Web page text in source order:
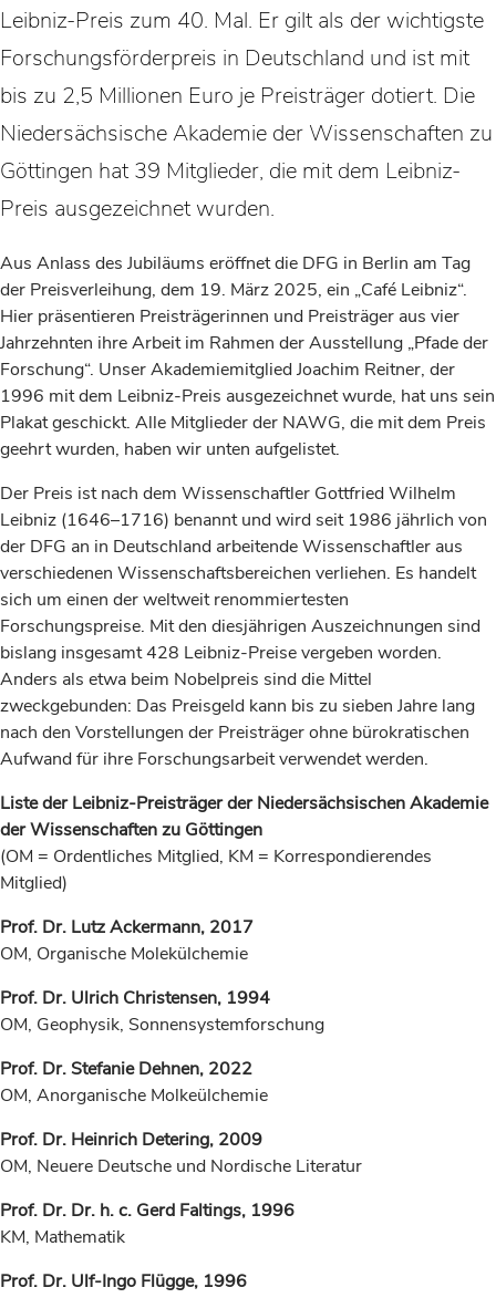
Leibniz-Preis zum 40. Mal. Er gilt als der wichtigste
Forschungsförderpreis in Deutschland und ist mit
bis zu 2,5 Millionen Euro je Preisträger dotiert. Die
Niedersächsische Akademie der Wissenschaften zu
Göttingen hat 39 Mitglieder, die mit dem Leibniz-
Preis ausgezeichnet wurden.
Aus Anlass des Jubiläums eröffnet die DFG in Berlin am Tag
der Preisverleihung, dem 19. März 2025, ein „Café Leibniz“.
Hier präsentieren Preisträgerinnen und Preisträger aus vier
Jahrzehnten ihre Arbeit im Rahmen der Ausstellung „Pfade der
Forschung“. Unser Akademiemitglied Joachim Reitner, der
1996 mit dem Leibniz-Preis ausgezeichnet wurde, hat uns sein
Plakat geschickt. Alle Mitglieder der NAWG, die mit dem Preis
geehrt wurden, haben wir unten aufgelistet.
Der Preis ist nach dem Wissenschaftler Gottfried Wilhelm
Leibniz (1646–1716) benannt und wird seit 1986 jährlich von
der DFG an in Deutschland arbeitende Wissenschaftler aus
verschiedenen Wissenschaftsbereichen verliehen. Es handelt
sich um einen der weltweit renommiertesten
Forschungspreise. Mit den diesjährigen Auszeichnungen sind
bislang insgesamt 428 Leibniz-Preise vergeben worden.
Anders als etwa beim Nobelpreis sind die Mittel
zweckgebunden: Das Preisgeld kann bis zu sieben Jahre lang
nach den Vorstellungen der Preisträger ohne bürokratischen
Aufwand für ihre Forschungsarbeit verwendet werden.
Liste der Leibniz-Preisträger der Niedersächsischen Akademie
der Wissenschaften zu Göttingen
(OM = Ordentliches Mitglied, KM = Korrespondierendes
Mitglied)
Prof. Dr. Lutz Ackermann, 2017
OM, Organische Molekülchemie
Prof. Dr. Ulrich Christensen, 1994
OM, Geophysik, Sonnensystemforschung
Prof. Dr. Stefanie Dehnen, 2022
OM, Anorganische Molkeülchemie
Prof. Dr. Heinrich Detering, 2009
OM, Neuere Deutsche und Nordische Literatur
Prof. Dr. Dr. h. c. Gerd Faltings, 1996
KM, Mathematik
Prof. Dr. Ulf-Ingo Flügge, 1996